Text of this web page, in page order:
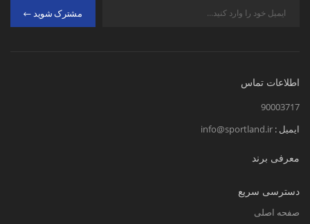
مشترک شوید
اطلاعات تماس
90003717
ایمیل : info@sportland.ir
معرفی برند
دسترسی سریع
صفحه اصلی